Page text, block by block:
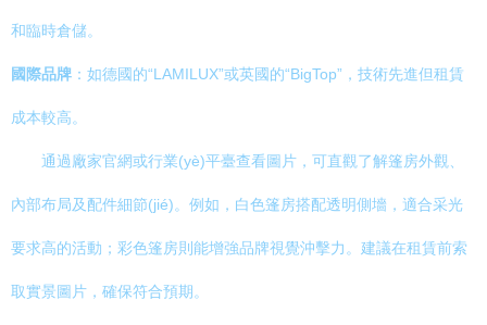
和臨時倉儲。
國際品牌 ：如德國的“LAMILUX”或英國的“BigTop”，技術先進但租賃
成本較高。
通過廠家官網或行業(yè)平臺查看圖片，可直觀了解篷房外觀、
內部布局及配件細節(jié)。例如，白色篷房搭配透明側墻，適合采光
要求高的活動；彩色篷房則能增強品牌視覺沖擊力。建議在租賃前索
取實景圖片，確保符合預期。